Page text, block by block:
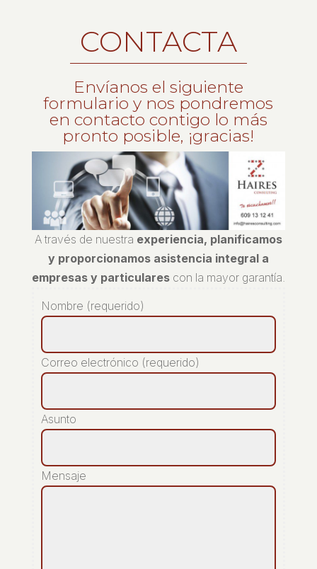
CONTACTA
Envíanos el siguiente
formulario y nos pondremos
en contacto contigo lo más
pronto posible, ¡gracias!
A través de nuestra experiencia, planificamos
y proporcionamos asistencia integral a
empresas y particularescon la mayor garantía.
Nombre (requerido)
Correo electrónico (requerido)
Asunto
Mensaje